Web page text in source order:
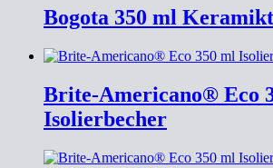
Bogota 350 ml
Brite-Americano® Eco
Isolierbecher